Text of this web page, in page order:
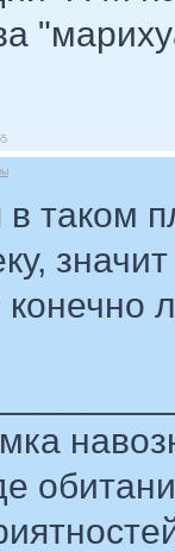
в таком